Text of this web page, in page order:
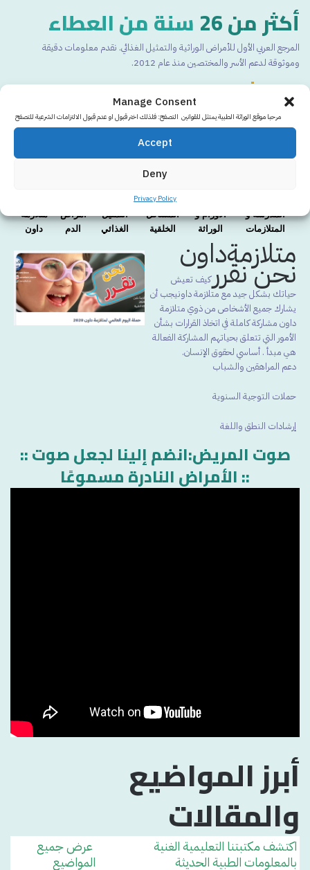
Manage Consent
مرحبا موقع الوراثة الطبية يمتثل للقوانين التصفح: فلذلك اختر قبول او عدم قبول الالتزامات الشرعية للتصفح
Accept
Deny
Privacy Policy
أكثر من 26 سنة من العطاء
المرجع العربي الأول للأمراض الوراثية والتمثيل الغذائي. نقدم معلومات دقيقة
وموثوقة لدعم الأسر والمختصين منذ عام 2012.
الوراثة الطبية
منذ أكثر من26 سنة وحتى الآن. الوراثة الطبية هيأكثر المواقع مصداقيةفي العالم
العربي!
تصفح اصداراتنا و حملاتنا
راجع صفحتنا التعليمية
المدرسة و
المتلازمات
الأورام و
الوراثة
المشاكل
الخلقية
التمثيل
الغذائي
امراض
الدم
متلازمة
داون
متلازمةداون
نحن نقرر كيف تعيش
حياتك بشكل جيد مع متلازمة داونيجب أن
يشارك جميع الأشخاص من ذوي متلازمة
داون مشاركة كاملة في اتخاذ القرارات بشأن
الأمور التي تتعلق بحياتهم المشاركة الفعالة
هي مبدأ . أساسي لحقوق الإنسان.
دعم المراهقين والشباب
حملات التوجية السنوية
إرشادات النطق واللغة
:: صوت المريض:انضم إلينا لجعل صوت
الأمراض النادرة مسموعًا ::
أبرز المواضيع
والمقالات
عرض جميع
المواضيع
اكتشف مكتبتنا التعليمية الغنية
بالمعلومات الطبية الحديثة